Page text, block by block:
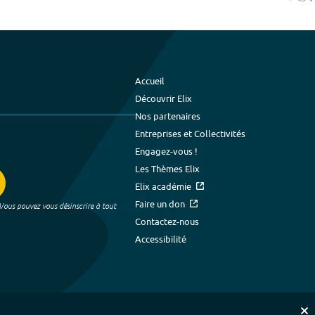
pouvez vous désinscrire à tout
Accueil
Découvrir Elix
Nos partenaires
Entreprises et Collectivités
Engagez-vous !
Les Thèmes Elix
Elix académie
Faire un don
Contactez-nous
Accessibilité